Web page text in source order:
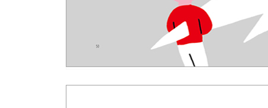
5 실패는 많이 해 볼수록 좋아요 90
6 성공은 작은 기회 앞에 놓여 있어요 92
7 나 자신과 비교해요 94
8 떳떳할 수 있도록 성실하게 살아요 96
10 실패도 성공도 과정이에요 100